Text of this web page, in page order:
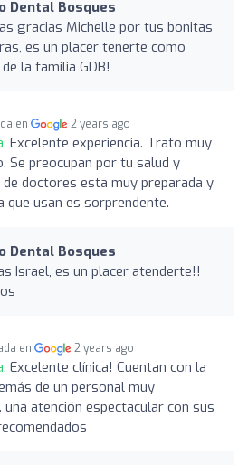
Dental Bosques
gracias Michelle por tus bonitas
es un placer tenerte como
la familia GDB!
en 2 years ago
Excelente experiencia. Trato muy
Se preocupan por tu salud y
doctores esta muy preparada y
que usan es sorprendente.
Dental Bosques
Israel, es un placer atenderte!!
en 2 years ago
Excelente clínica! Cuentan con la
de un personal muy
atención espectacular con sus